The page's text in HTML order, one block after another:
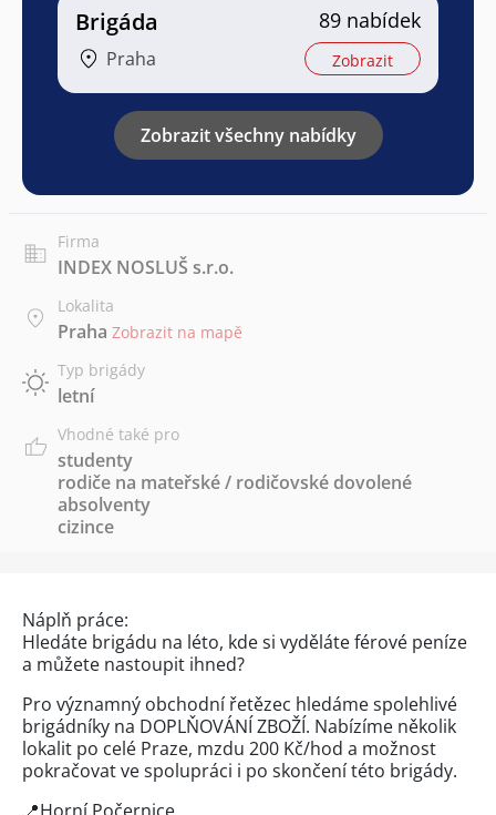
Brigáda
Praha
89 nabídek
Zobrazit
Zobrazit všechny nabídky
Firma
INDEX NOSLUŠ s.r.o.
Lokalita
Praha Zobrazit na mapě
Typ brigády
letní
Vhodné také pro
studenty
rodiče na mateřské / rodičovské dovolené
absolventy
cizince
Náplň práce:
Hledáte brigádu na léto, kde si vyděláte férové peníze
a můžete nastoupit ihned?
Pro významný obchodní řetězec hledáme spolehlivé
brigádníky na DOPLŇOVÁNÍ ZBOŽÍ. Nabízíme několik
lokalit po celé Praze, mzdu 200 Kč/hod a možnost
pokračovat ve spolupráci i po skončení této brigády.